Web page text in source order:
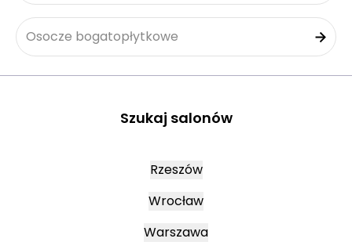
Osocze bogatopłytkowe
Szukaj salonów
Rzeszów
Wrocław
Warszawa